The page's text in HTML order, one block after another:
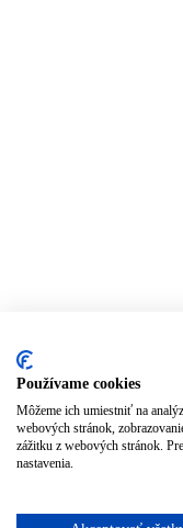
Používame cookies
Môžeme ich umiestniť na
webových stránok,
zážitku z webových stránok.
nastavenia.